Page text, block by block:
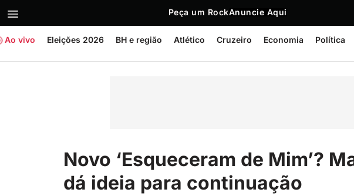
Peça um RockAnuncie Aqui
Ao vivo Eleições 2026 BH e região Atlético Cruzeiro Economia Política
Novo ‘Esqueceram de Mim’?
dá ideia para continuação